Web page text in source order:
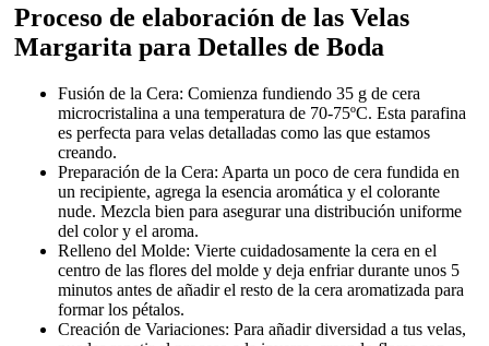
Proceso de elaboración de las Velas
Margarita para Detalles de Boda
Fusión de la Cera: Comienza fundiendo 35 g de cera
microcristalina a una temperatura de 70-75ºC. Esta parafina
es perfecta para velas detalladas como las que estamos
creando.
Preparación de la Cera: Aparta un poco de cera fundida en
un recipiente, agrega la esencia aromática y el colorante
nude. Mezcla bien para asegurar una distribución uniforme
del color y el aroma.
Relleno del Molde: Vierte cuidadosamente la cera en el
centro de las flores del molde y deja enfriar durante unos 5
minutos antes de añadir el resto de la cera aromatizada para
formar los pétalos.
Creación de Variaciones: Para añadir diversidad a tus velas,